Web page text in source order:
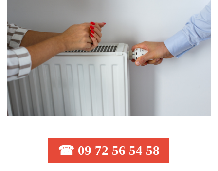
☎ 09 72 56 54 58